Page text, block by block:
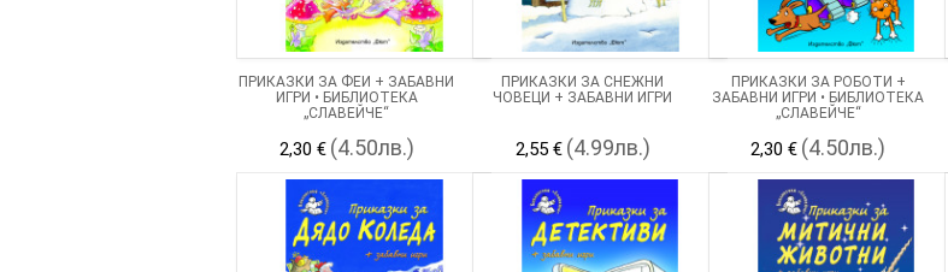
ПРИКАЗКИ ЗА ФЕИ + ЗАБАВНИ
ИГРИ • БИБЛИОТЕКА
„СЛАВЕЙЧЕ“
2,30 € (4.50лв.)
ПРИКАЗКИ ЗА СНЕЖНИ
ЧОВЕЦИ + ЗАБАВНИ ИГРИ
2,55 € (4.99лв.)
ПРИКАЗКИ ЗА РОБОТИ +
ЗАБАВНИ ИГРИ • БИБЛИОТЕКА
„СЛАВЕЙЧЕ“
2,30 € (4.50лв.)